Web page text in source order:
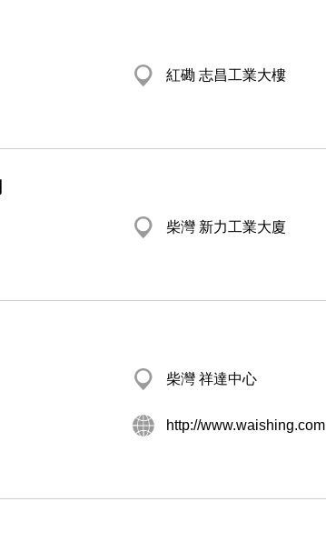
紅磡 志昌工業大樓
柴灣 新力工業大廈
柴灣 祥達中心
http://www.waishing.com